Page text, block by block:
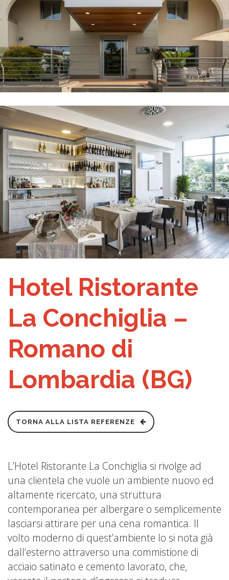
Hotel Ristorante
La Conchiglia –
Romano di
Lombardia (BG)
TORNA ALLA LISTA REFERENZE
L’Hotel Ristorante La Conchiglia si rivolge ad
una clientela che vuole un ambiente nuovo ed
altamente ricercato, una struttura
contemporanea per albergare o semplicemente
lasciarsi attirare per una cena romantica. Il
volto moderno di quest’ambiente lo si nota già
dall’esterno attraverso una commistione di
acciaio satinato e cemento lavorato, che,